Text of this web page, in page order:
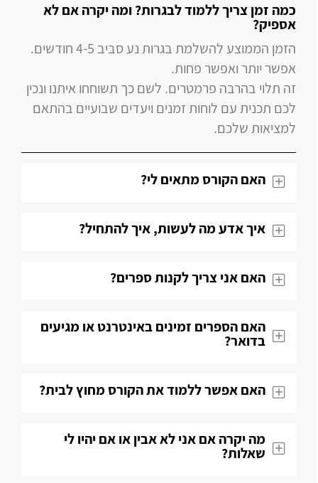
כמה זמן צריך ללמוד לבגרות? ומה יקרה אם לא
אספיק?
הזמן הממוצע להשלמת בגרות נע סביב 4-5 חודשים.
אפשר יותר ואפשר פחות.
זה תלוי בהרבה פרמטרים. לשם כך תשוחחו איתנו ונכין
לכם תכנית עם לוחות זמנים ויעדים שבועיים בהתאם
למציאות שלכם.
האם הקורס מתאים לי?
איך אדע מה לעשות, איך להתחיל?
האם אני צריך לקנות ספרים?
האם הספרים זמינים באינטרנט או מגיעים
בדואר?
האם אפשר ללמוד את הקורס מחוץ לבית?
מה יקרה אם אני לא אבין או אם יהיו לי
שאלות​?